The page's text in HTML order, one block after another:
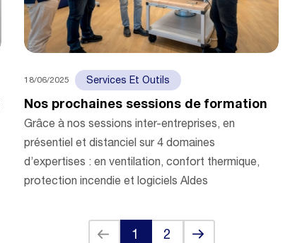
18/06/2025 Services Et Outils
Nos prochaines sessions de formation
Grâce à nos sessions inter-entreprises, en
présentiel et distanciel sur 4 domaines
d’expertises : en ventilation, confort thermique,
protection incendie et logiciels Aldes
Back 1 2 Next